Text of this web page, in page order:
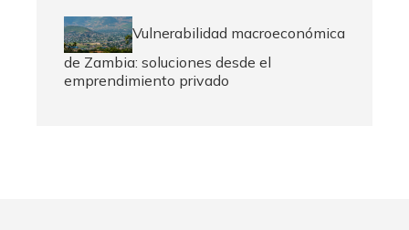
Vulnerabilidad macroeconómica
de Zambia: soluciones desde el
emprendimiento privado